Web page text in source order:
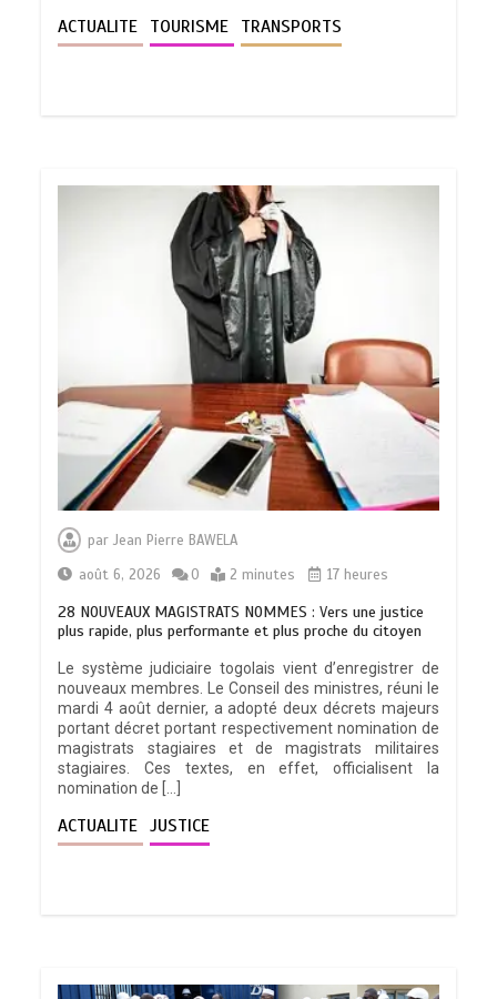
ACTUALITE TOURISME TRANSPORTS
parJean Pierre BAWELA
août 6, 2026
0 2 minutes 17 heures
28 NOUVEAUX MAGISTRATS NOMMES : Vers une justice
plus rapide, plus performante et plus proche du citoyen
Le système judiciaire togolais vient d’enregistrer de
nouveaux membres. Le Conseil des ministres, réuni le
mardi 4 août dernier, a adopté deux décrets majeurs
portant décret portant respectivement nomination de
magistrats stagiaires et de magistrats militaires
stagiaires. Ces textes, en effet, officialisent la
nomination de […]
ACTUALITE JUSTICE